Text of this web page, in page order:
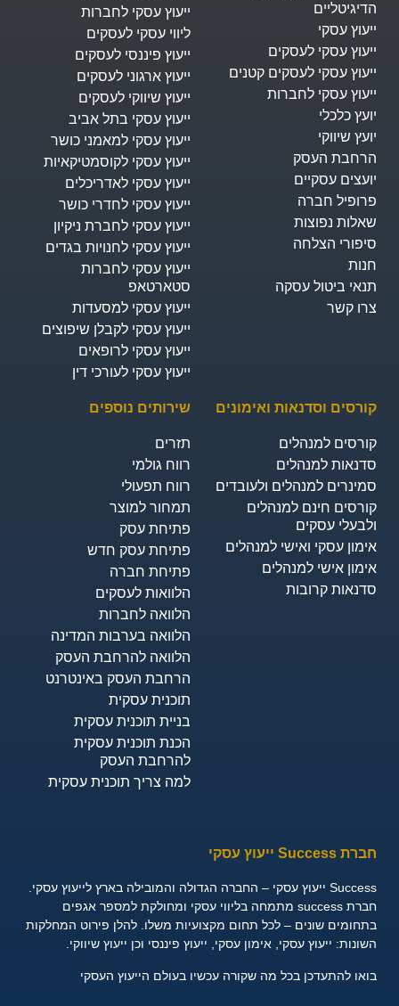
הדיגיטליים
ייעוץ עסקי
ייעוץ עסקי לעסקים
ייעוץ עסקי לעסקים קטנים
ייעוץ עסקי לחברות
יועץ כלכלי
יועץ שיווקי
הרחבת העסק​
יועצים עסקיים
פרופיל חברה
שאלות נפוצות
סיפורי הצלחה
חנות
תנאי ביטול עסקה
צרו קשר
ייעוץ עסקי לחברות
ליווי עסקי לעסקים
ייעוץ פיננסי לעסקים
ייעוץ ארגוני לעסקים
ייעוץ שיווקי לעסקים
ייעוץ עסקי בתל אביב
ייעוץ עסקי למאמני כושר
ייעוץ עסקי לקוסמטיקאיות
ייעוץ עסקי לאדריכלים
ייעוץ עסקי לחדרי כושר
ייעוץ עסקי לחברת ניקיון
ייעוץ עסקי לחנויות בגדים
ייעוץ עסקי לחברות
סטארטאפ
ייעוץ עסקי למסעדות
ייעוץ עסקי לקבלן שיפוצים
ייעוץ עסקי לרופאים
ייעוץ עסקי לעורכי דין
קורסים וסדנאות ואימונים
קורסים למנהלים
סדנאות למנהלים
סמינרים למנהלים ולעובדים
קורסים חינם למנהלים
ולבעלי עסקים
אימון עסקי ואישי למנהלים
אימון אישי למנהלים
סדנאות קרובות
שירותים נוספים
תזרים
רווח גולמי
רווח תפעולי
תמחור למוצר
פתיחת עסק
פתיחת עסק חדש
פתיחת חברה
הלוואות לעסקים​
הלוואה לחברות
הלוואה בערבות המדינה
הלוואה להרחבת העסק
הרחבת העסק באינטרנט
תוכנית עסקית
בניית תוכנית עסקית
הכנת תוכנית עסקית
להרחבת העסק
למה צריך תוכנית עסקית
חברת Success ייעוץ עסקי
Success ייעוץ עסקי – החברה הגדולה והמובילה בארץ לייעוץ עסקי.
חברת success מתמחה בליווי עסקי ומחולקת למספר אגפים
בתחומים שונים – לכל תחום מקצועיות משלו. להלן פירוט המחלקות
השונות: ייעוץ עסקי, אימון עסקי, ייעוץ פיננסי וכן ייעוץ שיווקי.
בואו להתעדכן בכל מה שקורה עכשיו בעולם הייעוץ העסקי